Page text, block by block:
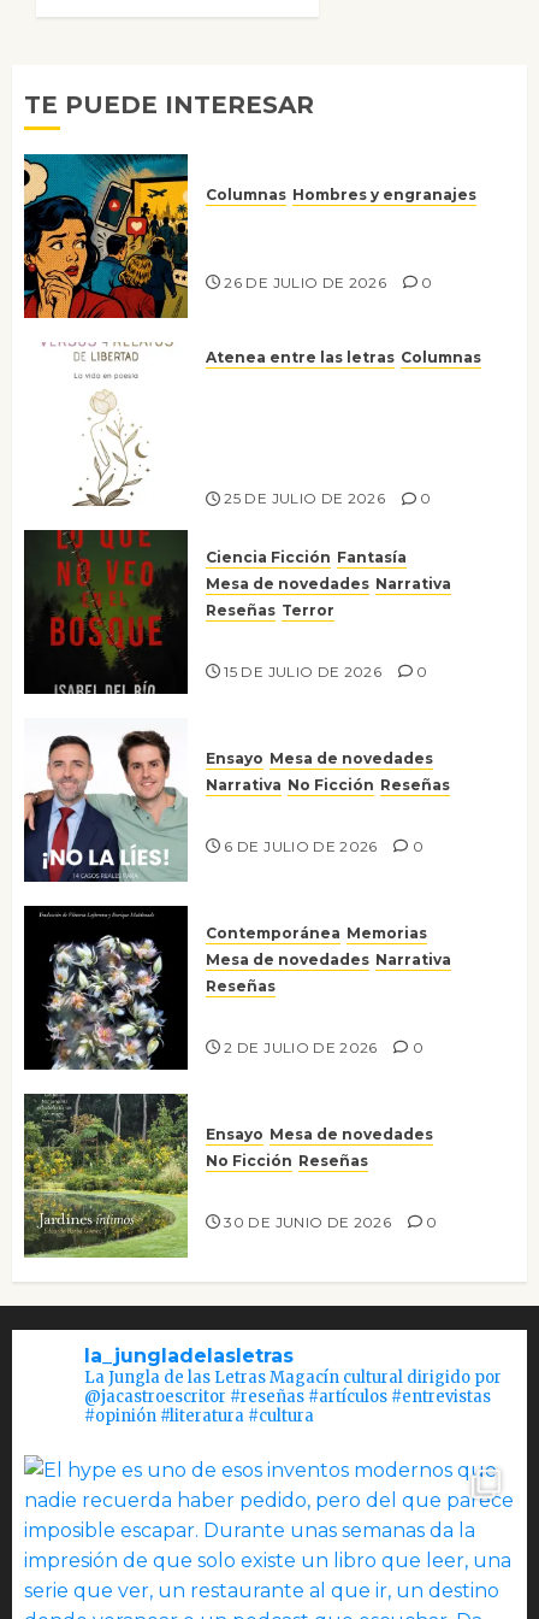
TE PUEDE INTERESAR
Columnas Hombres y engranajes
26 DE JULIO DE 2026 0
Atenea entre las letras Columnas
25 DE JULIO DE 2026 0
Ciencia Ficción Fantasía
Mesa de novedades Narrativa
Reseñas Terror
15 DE JULIO DE 2026 0
Ensayo Mesa de novedades
Narrativa No Ficción Reseñas
6 DE JULIO DE 2026 0
Contemporánea Memorias
Mesa de novedades Narrativa
Reseñas
2 DE JULIO DE 2026 0
Ensayo Mesa de novedades
No Ficción Reseñas
30 DE JUNIO DE 2026 0
la_jungladelasletras
La Jungla de las Letras Magacín cultural dirigido por
@jacastroescritor #reseñas #artículos #entrevistas
#opinión #literatura #cultura